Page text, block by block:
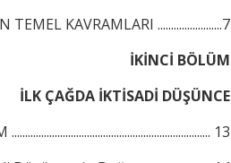
KAVRAMLARI ........................7
İKİNCİ BÖLÜM
İLK ÇAĞDA İKTİSADİ DÜŞÜNCE
13